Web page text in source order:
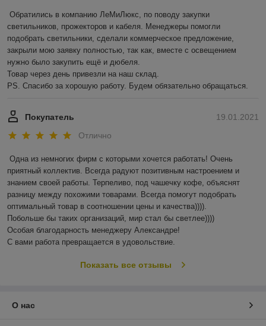
Обратились в компанию ЛеМиЛюкс, по поводу закупки
светильников, прожекторов и кабеля. Менеджеры помогли
подобрать светильники, сделали коммерческое предложение,
закрыли мою заявку полностью, так как, вместе с освещением
нужно было закупить ещё и дюбеля.
Товар через день привезли на наш склад.
PS. Спасибо за хорошую работу. Будем обязательно обращаться.
19.01.2021
Покупатель
Отлично
Одна из немногих фирм с которыми хочется работать! Очень
приятный коллектив. Всегда радуют позитивным настроением и
знанием своей работы. Терпеливо, под чашечку кофе, объяснят
разницу между похожими товарами. Всегда помогут подобрать
оптимальный товар в соотношении цены и качества)))).
Побольше бы таких организаций, мир стал бы светлее))))
Особая благодарность менеджеру Александре!
С вами работа превращается в удовольствие.
Показать все отзывы
О нас